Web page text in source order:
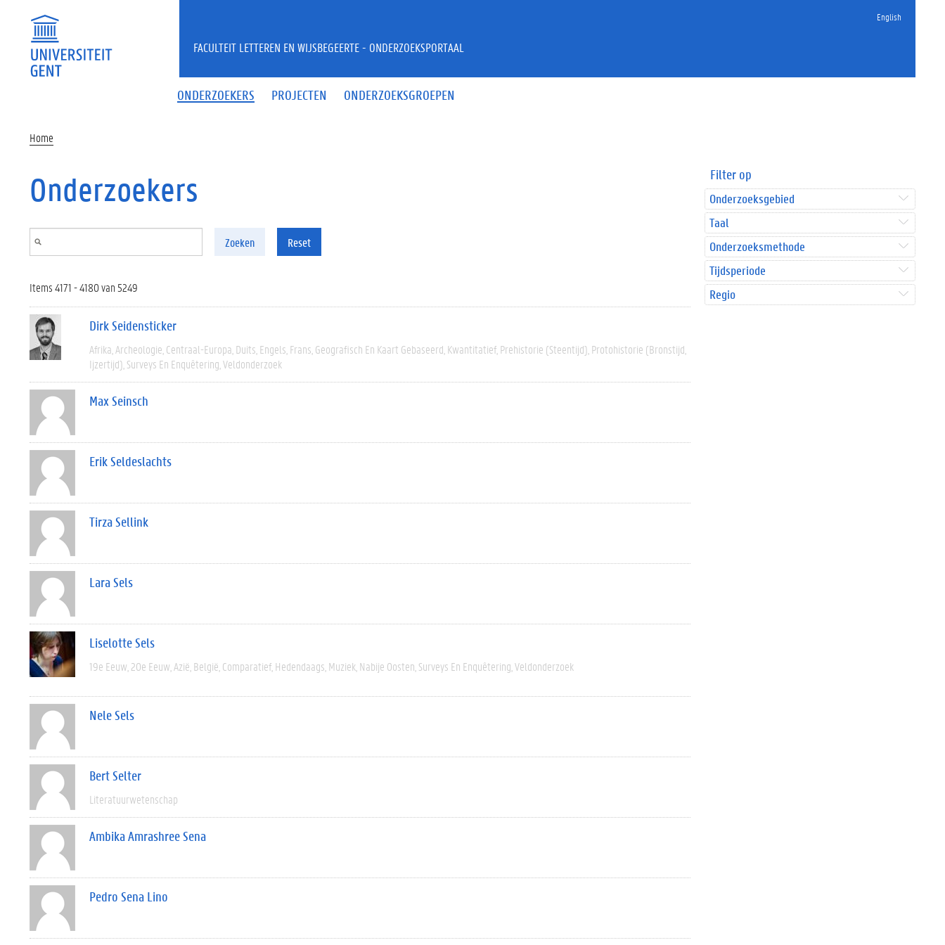
English
ONDERZOEKERS PROJECTEN ONDERZOEKSGROEPEN
FACULTEIT LETTEREN EN WIJSBEGEERTE - ONDERZOEKSPORTAAL
Home
Onderzoekers
Zoeken Reset
Items 4171 - 4180 van 5249
Dirk Seidensticker
Afrika Archeologie Centraal-Europa Duits Engels Frans Geografisch En Kaart Gebaseerd Kwantitatief Prehistorie (steentijd) Protohistorie (bronstijd,
Ijzertijd) Surveys En Enquêtering Veldonderzoek
Max Seinsch
Erik Seldeslachts
Tirza Sellink
Lara Sels
Liselotte Sels
19e Eeuw 20e Eeuw Azië België Comparatief Hedendaags Muziek Nabije Oosten Surveys En Enquêtering Veldonderzoek
Nele Sels
Bert Selter
Literatuurwetenschap
Ambika Amrashree Sena
Pedro Sena Lino
Filter op
Onderzoeksgebied
Taal
Onderzoeksmethode
Tijdsperiode
Regio